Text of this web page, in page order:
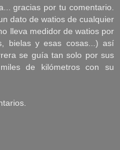
gracias por tu comentario.
dato de watios de cualquier
lleva medidor de watios por
bielas y esas cosas...) así
se guía tan solo por sus
de kilómetros con su